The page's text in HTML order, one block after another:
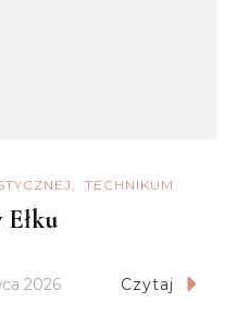
TECHNIKUM
2026 Czytaj